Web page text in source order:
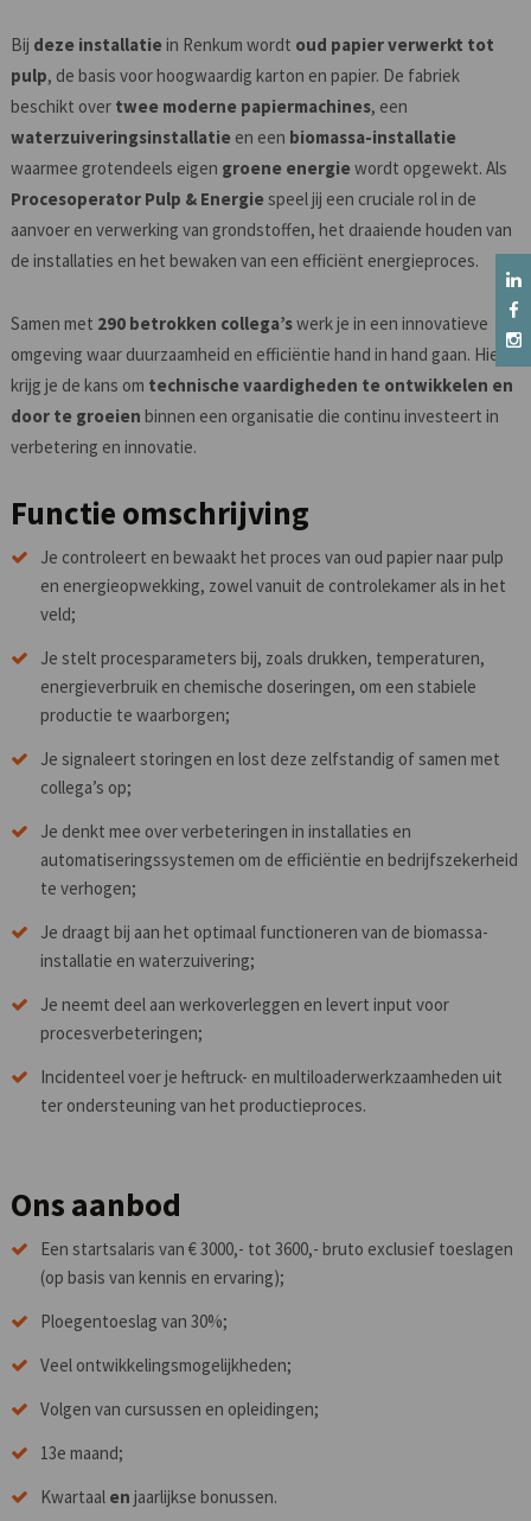
Bij deze installatie in Renkum wordt oud papier verwerkt tot
pulp, de basis voor hoogwaardig karton en papier. De fabriek
beschikt over twee moderne papiermachines, een
waterzuiveringsinstallatie en een biomassa-installatie
waarmee grotendeels eigen groene energie wordt opgewekt. Als
Procesoperator Pulp & Energie speel jij een cruciale rol in de
aanvoer en verwerking van grondstoffen, het draaiende houden van
de installaties en het bewaken van een efficiënt energieproces.
Samen met 290 betrokken collega’swerk je in een innovatieve
omgeving waar duurzaamheid en efficiëntie hand in hand gaan. Hier
krijg je de kans om technische vaardigheden te ontwikkelen en
door te groeien binnen een organisatie die continu investeert in
verbetering en innovatie.
Functie omschrijving
Je controleert en bewaakt het proces van oud papier naar pulp
en energieopwekking, zowel vanuit de controlekamer als in het
veld;
Je stelt procesparameters bij, zoals drukken, temperaturen,
energieverbruik en chemische doseringen, om een stabiele
productie te waarborgen;
Je signaleert storingen en lost deze zelfstandig of samen met
collega’s op;
Je denkt mee over verbeteringen in installaties en
automatiseringssystemen om de efficiëntie en bedrijfszekerheid
te verhogen;
Je draagt bij aan het optimaal functioneren van de biomassa-
installatie en waterzuivering;
Je neemt deel aan werkoverleggen en levert input voor
procesverbeteringen;
Incidenteel voer je heftruck- en multiloaderwerkzaamheden uit
ter ondersteuning van het productieproces.
Ons aanbod
Een startsalaris van € 3000,- tot 3600,- bruto exclusief toeslagen
(op basis van kennis en ervaring);
Ploegentoeslag van 30%;
Veel ontwikkelingsmogelijkheden;
Volgen van cursussen en opleidingen;
13e maand;
Kwartaal en jaarlijkse bonussen.